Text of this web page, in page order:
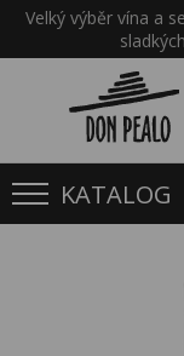
Velký výběr vína a
KATALOG